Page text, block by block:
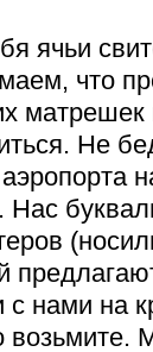
ячьи
что
Не
Нас
с нами на
возьмите.